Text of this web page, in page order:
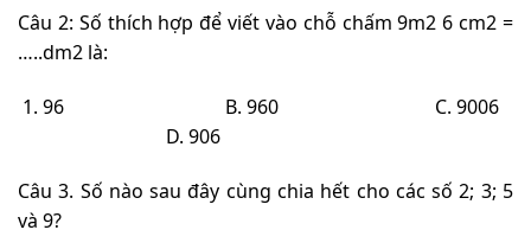
Câu 2: Số thích hợp để viết vào chỗ chấm 9m2 6 cm2 =
…..dm2 là:
96 B. 960 C. 9006
D. 906
Câu 3. Số nào sau đây cùng chia hết cho các số 2; 3; 5
và 9?